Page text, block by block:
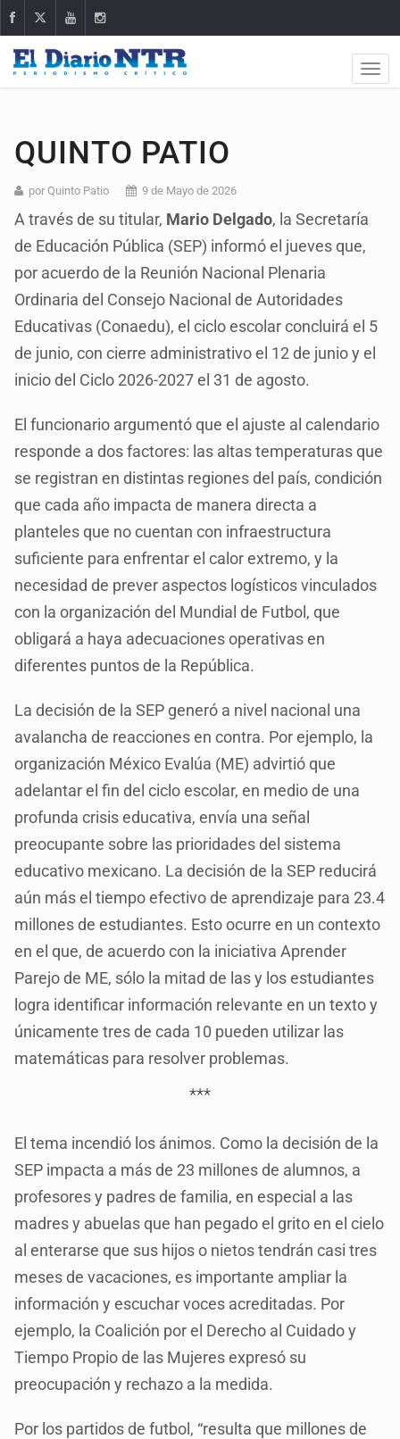
QUINTO PATIO
por Quinto Patio 9 de Mayo de 2026
A través de su titular, Mario Delgado, la Secretaría
de Educación Pública (SEP) informó el jueves que,
por acuerdo de la Reunión Nacional Plenaria
Ordinaria del Consejo Nacional de Autoridades
Educativas (Conaedu), el ciclo escolar concluirá el 5
de junio, con cierre administrativo el 12 de junio y el
inicio del Ciclo 2026-2027 el 31 de agosto.
El funcionario argumentó que el ajuste al calendario
responde a dos factores: las altas temperaturas que
se registran en distintas regiones del país, condición
que cada año impacta de manera directa a
planteles que no cuentan con infraestructura
suficiente para enfrentar el calor extremo, y la
necesidad de prever aspectos logísticos vinculados
con la organización del Mundial de Futbol, que
obligará a haya adecuaciones operativas en
diferentes puntos de la República.
La decisión de la SEP generó a nivel nacional una
avalancha de reacciones en contra. Por ejemplo, la
organización México Evalúa (ME) advirtió que
adelantar el fin del ciclo escolar, en medio de una
profunda crisis educativa, envía una señal
preocupante sobre las prioridades del sistema
educativo mexicano. La decisión de la SEP reducirá
aún más el tiempo efectivo de aprendizaje para 23.4
millones de estudiantes. Esto ocurre en un contexto
en el que, de acuerdo con la iniciativa Aprender
Parejo de ME, sólo la mitad de las y los estudiantes
logra identificar información relevante en un texto y
únicamente tres de cada 10 pueden utilizar las
matemáticas para resolver problemas.
***
El tema incendió los ánimos. Como la decisión de la
SEP impacta a más de 23 millones de alumnos, a
profesores y padres de familia, en especial a las
madres y abuelas que han pegado el grito en el cielo
al enterarse que sus hijos o nietos tendrán casi tres
meses de vacaciones, es importante ampliar la
información y escuchar voces acreditadas. Por
ejemplo, la Coalición por el Derecho al Cuidado y
Tiempo Propio de las Mujeres expresó su
preocupación y rechazo a la medida.
Por los partidos de futbol, “resulta que millones de